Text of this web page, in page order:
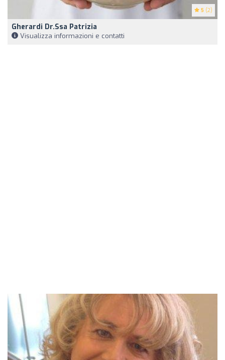
5 (2)
Gherardi Dr.ssa Patrizia
Visualizza informazioni e contatti